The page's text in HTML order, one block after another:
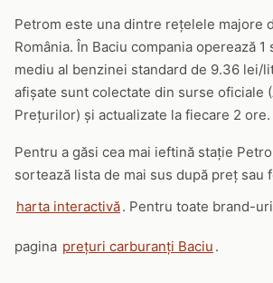
Petrom este una dintre rețelele majore
România. În Baciu compania operează
mediu al benzinei standard de 9.36 lei/
afișate sunt colectate din surse oficiale
Prețurilor) și actualizate la fiecare 2 ore.
Pentru a găsi cea mai ieftină stație
sortează lista de mai sus după preț sau
harta interactivă. Pentru toate brand-
pagina prețuri carburanți Baciu .